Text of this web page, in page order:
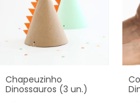
Chapeuzinho
Dinossauros (3 un.)